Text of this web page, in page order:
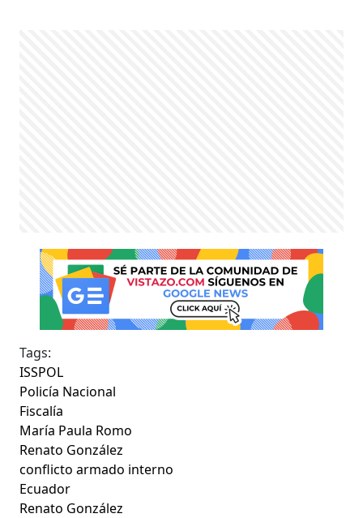
Tags:
ISSPOL
Policía Nacional
Fiscalía
María Paula Romo
Renato González
conflicto armado interno
Ecuador
Renato González